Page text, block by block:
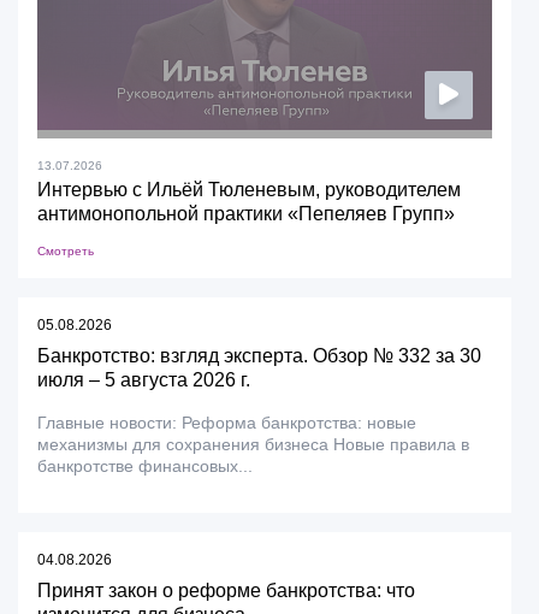
13.07.2026
Интервью с Ильёй Тюленевым, руководителем
антимонопольной практики «Пепеляев Групп»
Смотреть
05.08.2026
Банкротство: взгляд эксперта. Обзор № 332 за 30
июля – 5 августа 2026 г.
Главные новости: Реформа банкротства: новые
механизмы для сохранения бизнеса Новые правила в
банкротстве финансовых...
04.08.2026
Принят закон о реформе банкротства: что